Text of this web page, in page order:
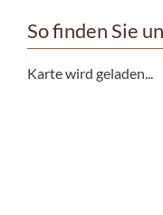
So finden Sie
Karte wird geladen...